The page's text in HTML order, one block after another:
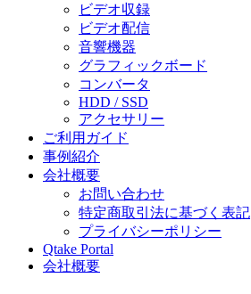
ビデオ収録
ビデオ配信
音響機器
グラフィックボード
コンバータ
HDD / SSD
アクセサリー
ご利用ガイド
事例紹介
会社概要
お問い合わせ
特定商取引法に基づく表記
プライバシーポリシー
Qtake Portal
会社概要